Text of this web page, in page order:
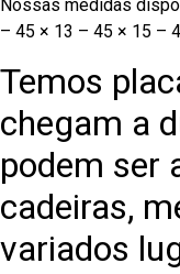
Nossas medidas
– 45 × 13 – 45 × 15 –
Temos
chegam a
podem ser
cadeiras,
variados